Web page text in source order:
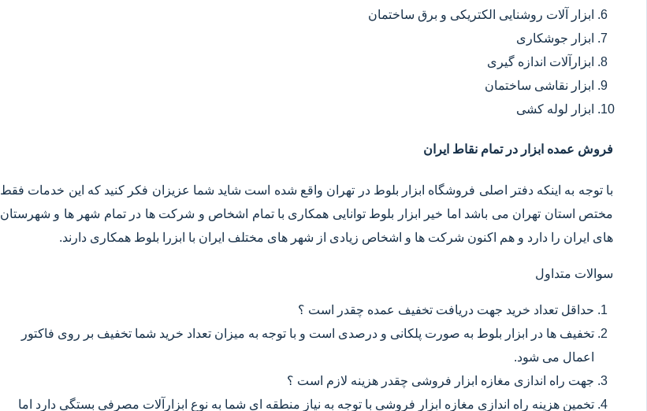
ابزار آلات روشنایی الکتریکی و برق ساختمان
ابزار جوشکاری
ابزارآلات اندازه گیری
ابزار نقاشی ساختمان
ابزار لوله کشی
فروش عمده ابزار در تمام نقاط ایران
با توجه به اینکه دفتر اصلی فروشگاه ابزار بلوط در تهران واقع شده است شاید شما عزیزان فکر کنید که این خدمات فقط
مختص استان تهران می باشد اما خیر ابزار بلوط توانایی همکاری با تمام اشخاص و شرکت ها در تمام شهر ها و شهرستان
های ایران را دارد و هم اکنون شرکت ها و اشخاص زیادی از شهر های مختلف ایران با ابزرا بلوط همکاری دارند.
سوالات متداول
حداقل تعداد خرید جهت دریافت تخفیف عمده چقدر است ؟
تخفیف ها در ابزار بلوط به صورت پلکانی و درصدی است و با توجه به میزان تعداد خرید شما تخفیف بر روی فاکتور
اعمال می شود.
جهت راه اندازی مغازه ابزار فروشی چقدر هزینه لازم است ؟
تخمین هزینه راه اندازی مغازه ابزار فروشی با توجه به نیاز منطقه ای شما به نوع ابزارآلات مصرفی بستگی دارد اما